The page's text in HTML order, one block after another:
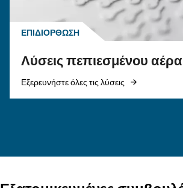
ΠΕΠΙΕΣΜΈΝΟΣ ΑΈΡΑΣ
Η σωστή λύση
αεροσυμπιεστή
Εάν αποφασίσετε να
διαθέτουν ήδη μηχανήματα.